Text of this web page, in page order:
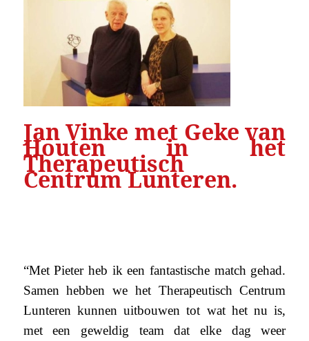
Jan Vinke met Geke van
Houten in het
Therapeutisch
Centrum Lunteren.
“Met Pieter heb ik een fantastische match gehad.
Samen hebben we het Therapeutisch Centrum
Lunteren kunnen uitbouwen tot wat het nu is,
met een geweldig team dat elke dag weer